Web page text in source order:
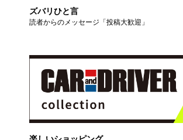
ズバリひと言
読者からのメッセージ「投稿大歓迎」